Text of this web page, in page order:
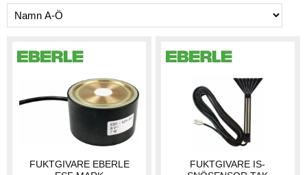
FUKTGIVARE EBERLE
FUKTGIVARE IS-